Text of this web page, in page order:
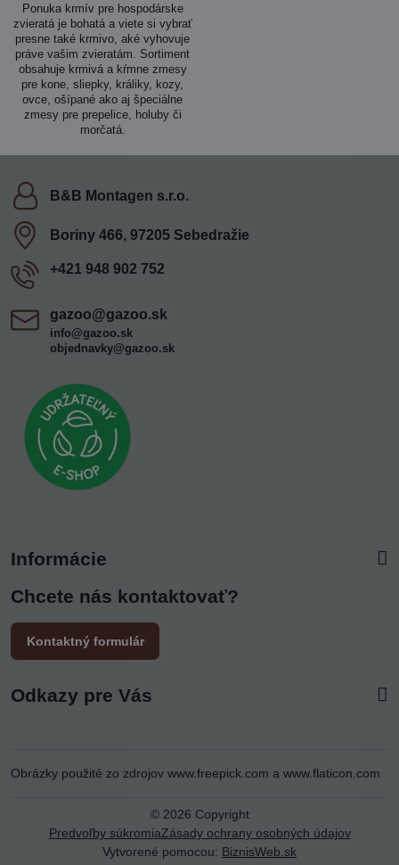
Ponuka krmív pre hospodárske
zvieratá je bohatá a viete si vybrať
presne také krmivo, aké vyhovuje
práve vašim zvieratám. Sortiment
obsahuje krmivá a kŕmne zmesy
pre kone, sliepky, králiky, kozy,
ovce, ošípané ako aj špeciálne
zmesy pre prepelice, holuby či
morčatá.
B&B Montagen s​.r​.o​.
Boriny 466, 97205 Sebedražie
+421 948 902 752
gazoo​@gazoo​.sk
info@gazoo.sk
objednavky@gazoo.sk
Informácie
Chcete nás kontaktovať?
Kontaktný formulár
Odkazy pre Vás
Obrázky použité zo zdrojov www.freepick.com a www.flaticon.com
© 2026 Copyright
Predvoľby súkromiaZásady ochrany osobných údajov
Vytvorené pomocou: BiznisWeb.sk